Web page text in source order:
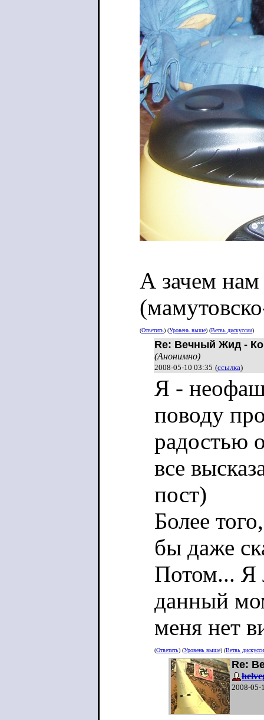
А зачем
(Ответить) (Уровень выше) (Ветвь дискуссии)
Re: Вечный Жид -
(Анонимно)
2008-05-10 03:35 (ссылка)
Я -
поводу
радостью
все
пост)
Более
бы даже
Потом... Я
данный
меня нет
(Ответить) (Уровень выше) (Ветвь
Re:
2008-05-